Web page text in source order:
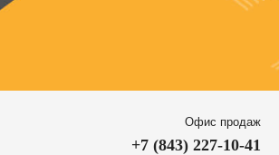
Офис продаж
+7 (843) 227-10-41